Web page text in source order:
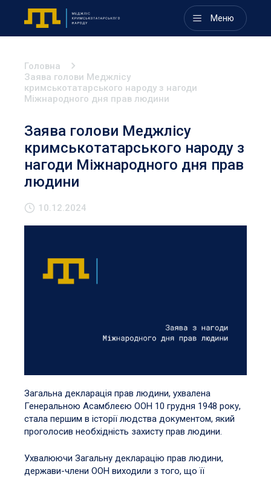
Меню
Головна
Заява голови Меджлісу
кримськотатарського народу з нагоди
Міжнародного дня прав людини
Заява голови Меджлісу
кримськотатарського народу з
нагоди Міжнародного дня прав
людини
10.12.2024
Загальна декларація прав людини, ухвалена
Генеральною Асамблеєю ООН 10 грудня 1948 року,
стала першим в історії людства документом, який
проголосив необхідність захисту прав людини.
Ухвалюючи Загальну декларацію прав людини,
держави-члени ООН виходили з того, що її